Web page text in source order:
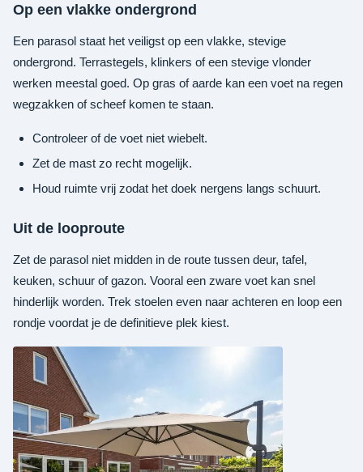
Op een vlakke ondergrond
Een parasol staat het veiligst op een vlakke, stevige
ondergrond. Terrastegels, klinkers of een stevige vlonder
werken meestal goed. Op gras of aarde kan een voet na regen
wegzakken of scheef komen te staan.
Controleer of de voet niet wiebelt.
Zet de mast zo recht mogelijk.
Houd ruimte vrij zodat het doek nergens langs schuurt.
Uit de looproute
Zet de parasol niet midden in de route tussen deur, tafel,
keuken, schuur of gazon. Vooral een zware voet kan snel
hinderlijk worden. Trek stoelen even naar achteren en loop een
rondje voordat je de definitieve plek kiest.